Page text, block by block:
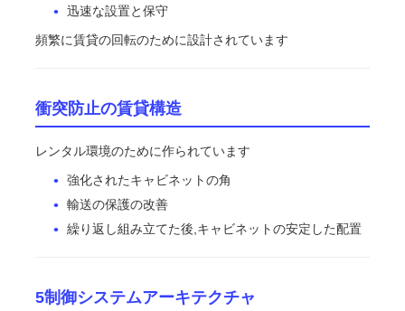
迅速な設置と保守
頻繁に賃貸の回転のために設計されています
衝突防止の賃貸構造
レンタル環境のために作られています
強化されたキャビネットの角
輸送の保護の改善
繰り返し組み立てた後,キャビネットの安定した配置
5制御システムアーキテクチャ